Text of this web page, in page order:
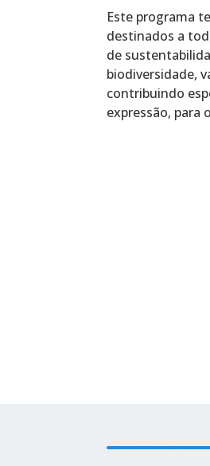
Este programa
destinados a
de
biodiversidade,
contribuindo
expressão, para